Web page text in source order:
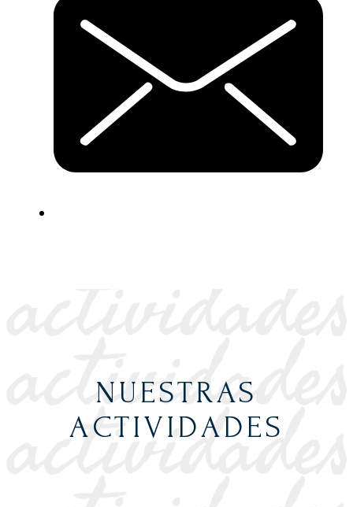
NUESTRAS
ACTIVIDADES